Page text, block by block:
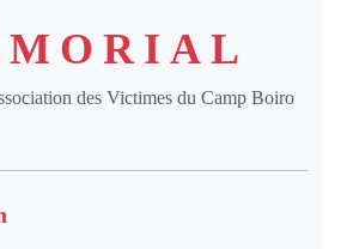
des Victimes du Camp Boiro